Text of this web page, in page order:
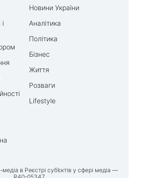
Новини України
Аналітика
Політика
Бізнес
Життя
Розваги
Lifestyle
в Реєстрі суб’єктів у сфері медіа —